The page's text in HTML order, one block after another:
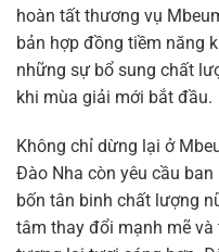
hoàn tất thương vụ
bản hợp đồng tiềm năng
những sự bổ sung chất
khi mùa giải mới bắt đầu.
Không chỉ dừng lại ở
Đào Nha còn yêu cầu
bốn tân binh chất lượng
tâm thay đổi mạnh mẽ